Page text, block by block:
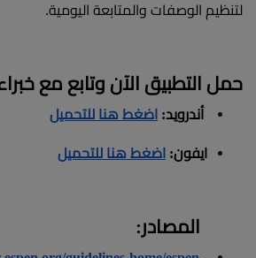
لتنظيم الوصفات والمتابعة اليومية.
حمل التطبيق الآن وتابع مع
أندرويد: اضغط هنا للتحميل
ايفون: اضغط هنا للتحميل
المصادر: